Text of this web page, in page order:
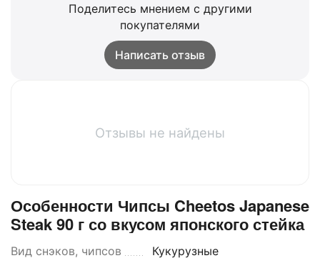
Поделитесь мнением с другими
покупателями
Написать отзыв
Отзывы не найдены
Особенности Чипсы Cheetos Japanese
Steak 90 г со вкусом японского стейка
Вид снэков, чипсов Кукурузные